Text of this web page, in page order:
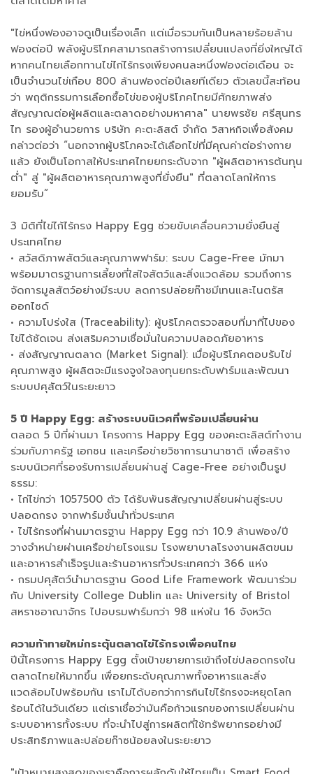
"ไข่หนึ่งฟองอาจดูเป็นเรื่องเล็ก แต่เมื่อรวมกันเป็นหลายร้อยล้าน
ฟองต่อปี พลังผู้บริโภคสามารถสร้างการเปลี่ยนแปลงที่ยิ่งใหญ่ได้
หากคนไทยเลือกทานไข่ไก่ไร้กรงเพียงคนละหนึ่งฟองต่อเดือน จะ
เป็นจำนวนไข่เกือบ 800 ล้านฟองต่อปีเลยทีเดียว ตัวเลขนี้สะท้อน
ว่า พฤติกรรมการเลือกซื้อไข่ของผู้บริโภคไทยมีศักยภาพส่ง
สัญญาณต่อผู้ผลิตและตลาดอย่างมหาศาล" นายพรชัย ศรีสุนทร
ไท รองผู้อำนวยการ บริษัท คะตะลิสต์ จำกัด วิสาหกิจเพื่อสังคม
กล่าวต่อว่า “นอกจากผู้บริโภคจะได้เลือกไข่ที่มีคุณค่าต่อร่างกาย
แล้ว ยังเป็นโอกาสให้ประเทศไทยยกระดับจาก "ผู้ผลิตอาหารต้นทุน
ต่ำ" สู่ "ผู้ผลิตอาหารคุณภาพสูงที่ยั่งยืน" ที่ตลาดโลกให้การ
ยอมรับ”
3 มิติที่ไข่ไก้ไร้กรง Happy Egg ช่วยขับเคลื่อนความยั่งยืนสู่
ประเทศไทย
• สวัสดิภาพสัตว์และคุณภาพฟาร์ม: ระบบ Cage-Free มักมา
พร้อมมาตรฐานการเลี้ยงที่ใส่ใจสัตว์และสิ่งแวดล้อม รวมถึงการ
จัดการมูลสัตว์อย่างมีระบบ ลดการปล่อยก๊าซมีเทนและไนตรัส
ออกไซด์
• ความโปร่งใส (Traceability): ผู้บริโภคตรวจสอบที่มาที่ไปของ
ไข่ได้ชัดเจน ส่งเสริมความเชื่อมั่นในความปลอดภัยอาหาร
• ส่งสัญญาณตลาด (Market Signal): เมื่อผู้บริโภคตอบรับไข่
คุณภาพสูง ผู้ผลิตจะมีแรงจูงใจลงทุนยกระดับฟาร์มและพัฒนา
ระบบปศุสัตว์ในระยะยาว
5 ปี Happy Egg: สร้างระบบนิเวศที่พร้อมเปลี่ยนผ่าน
ตลอด 5 ปีที่ผ่านมา โครงการ Happy Egg ของคะตะลิสต์ทำงาน
ร่วมกับภาครัฐ เอกชน และเครือข่ายวิชาการนานาชาติ เพื่อสร้าง
ระบบนิเวศที่รองรับการเปลี่ยนผ่านสู่ Cage-Free อย่างเป็นรูป
ธรรม:
• ไก่ไข่กว่า 1057500 ตัว ได้รับพันธสัญญาเปลี่ยนผ่านสู่ระบบ
ปลอดกรง จากฟาร์มชั้นนำทั่วประเทศ
• ไข่ไร้กรงที่ผ่านมาตรฐาน Happy Egg กว่า 10.9 ล้านฟอง/ปี
วางจำหน่ายผ่านเครือข่ายโรงแรม โรงพยาบาลโรงงานผลิตขนม
และอาหารสำเร็จรูปและร้านอาหารทั่วประเทศกว่า 366 แห่ง
• กรมปศุสัตว์นำมาตรฐาน Good Life Framework พัฒนาร่วม
กับ University College Dublin และ University of Bristol
สหราชอาณาจักร ไปอบรมฟาร์มกว่า 98 แห่งใน 16 จังหวัด
ความท้าทายใหม่กระตุ้นตลาดไข่ไร้กรงเพื่อคนไทย
ปีนี้โครงการ Happy Egg ตั้งเป้าขยายการเข้าถึงไข่ปลอดกรงใน
ตลาดไทยให้มากขึ้น เพื่อยกระดับคุณภาพทั้งอาหารและสิ่ง
แวดล้อมไปพร้อมกัน เราไม่ได้บอกว่าการกินไข่ไร้กรงจะหยุดโลก
ร้อนได้ในวันเดียว แต่เราเชื่อว่ามันคือก้าวแรกของการเปลี่ยนผ่าน
ระบบอาหารทั้งระบบ ที่จะนำไปสู่การผลิตที่ใช้ทรัพยากรอย่างมี
ประสิทธิภาพและปล่อยก๊าซน้อยลงในระยะยาว